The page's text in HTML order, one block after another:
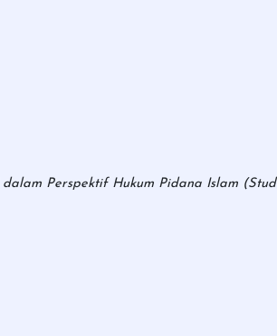
Perspektif Hukum Pidana Islam